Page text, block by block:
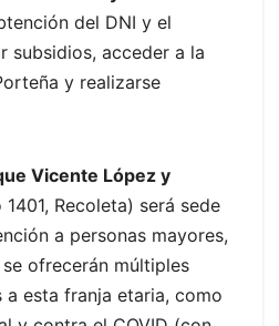
del DNI y el
subsidios, acceder a la
y realizarse
Vicente López y
Recoleta) será sede
a personas mayores,
ofrecerán múltiples
esta franja etaria, como